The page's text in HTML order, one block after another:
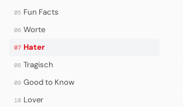
05 Fun Facts
06 Worte
07 Hater
08 Tragisch
09 Good to Know
10 Lover